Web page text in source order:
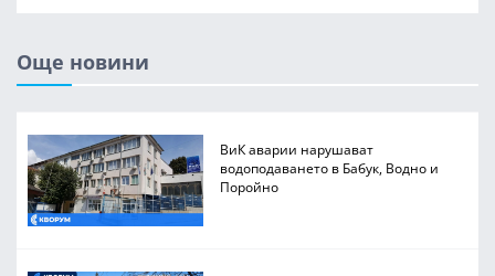
Още новини
ВиК аварии нарушават
водоподаването в Бабук, Водно и
Поройно